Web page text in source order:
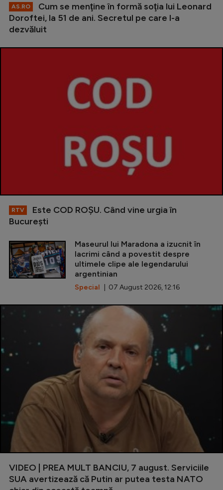
AS.RO
Cum se menţine în formă soţia lui Leonard
Doroftei, la 51 de ani. Secretul pe care l-a
dezvăluit
RTV
Este COD ROŞU. Când vine urgia în
Bucureşti
Maseurul lui Maradona a izucnit în
lacrimi când a povestit despre
ultimele clipe ale legendarului
argentinian
Special | 07 August 2026, 12:16
VIDEO | PREA MULT BANCIU, 7 august. Serviciile
SUA avertizează că Putin ar putea testa NATO